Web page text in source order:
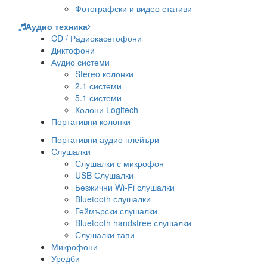
Фотографски и видео стативи
Аудио техника
CD / Радиокасетофони
Диктофони
Аудио системи
Stereo колонки
2.1 системи
5.1 системи
Колони Logitech
Портативни колонки
Портативни аудио плейъри
Слушалки
Слушалки с микрофон
USB Слушалки
Безжични Wi-Fi слушалки
Bluetooth слушалки
Геймърски слушалки
Bluetooth handsfree слушалки
Слушалки тапи
Микрофони
Уредби